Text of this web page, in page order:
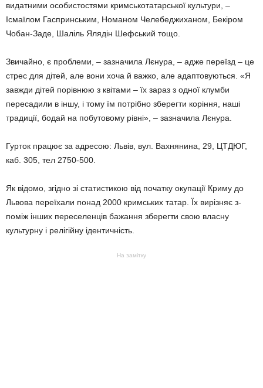
видатними особистостями кримськотатарської культури, –
Ісмаїлом Гаспринським, Номаном Челебеджиханом, Бекіром
Чобан-Заде, Шаліль Ялядін Шефський тощо.
Звичайно, є проблеми, – зазначила Лєнура, – адже переїзд – це
стрес для дітей, але вони хоча й важко, але адаптовуються. «Я
завжди дітей порівнюю з квітами – їх зараз з одної клумби
пересадили в іншу, і тому їм потрібно зберегти коріння, наші
традиції, бодай на побутовому рівні», – зазначила Лєнура.
Гурток працює за адресою: Львів, вул. Вахнянина, 29, ЦТДЮГ,
каб. 305, тел 2750-500.
Як відомо, згідно зі статистикою від початку окупації Криму до
Львова переїхали понад 2000 кримських татар. Їх вирізняє з-
поміж інших переселенців бажання зберегти свою власну
культурну і релігійну ідентичність.
На замітку